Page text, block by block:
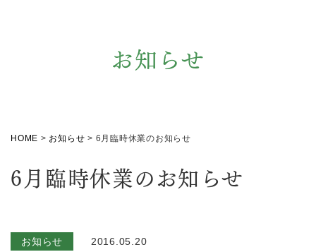
お知らせ
HOME > お知らせ > 6月臨時休業のお知らせ
6月臨時休業のお知らせ
お知らせ 2016.05.20